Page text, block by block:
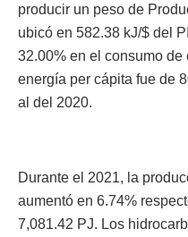
producir un peso de
ubicó en 582.38 kJ/$ del
32.00% en el consumo
energía per cápita fue de
al del 2020.
Durante el 2021, la
aumentó en 6.74%
7,081.42 PJ. Los